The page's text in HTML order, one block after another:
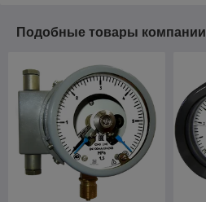
Подобные товары компании